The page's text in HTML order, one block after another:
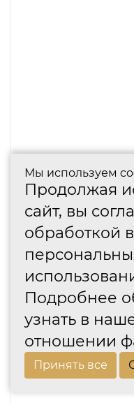
Мы используем
Продолжая
сайт, вы
обработкой
Подробнее
узнать в
отношении
Принять все